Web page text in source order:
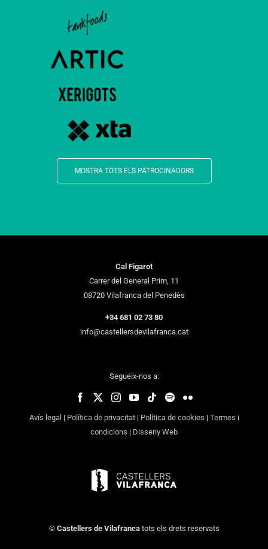
MOSTRA TOTS ELS PATROCINADORS
Cal Figarot
Carrer del General Prim, 11
08720 Vilafranca del Penedès
+34 681 02 73 80
info@castellersdevilafranca.cat
Segueix-nos a:
Avís legal | Política de privacitat| Política de cookies | Termes i
condicions | Disseny Web
© Castellers de Vilafrancatots els drets reservats